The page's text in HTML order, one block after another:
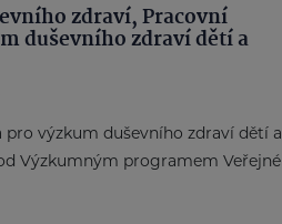
zdraví, Pracovní
duševního zdraví dětí a
pro výzkum duševního zdraví dětí a
Výzkumným programem Veřejné